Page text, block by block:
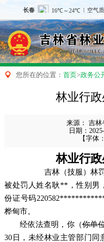
 您所在的位置： 首页>政务公
林业行
来源：
吉林
日期：
【字体：
林业行
吉林（技服）林
被处罚人姓名耿**，性别 男，
份证号码
桦甸市。
经依法查明，你（你单
30日，未经林业主管部门同